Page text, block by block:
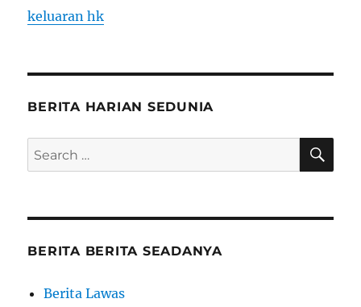
keluaran hk
BERITA HARIAN SEDUNIA
Search
for:
BERITA BERITA SEADANYA
Berita Lawas